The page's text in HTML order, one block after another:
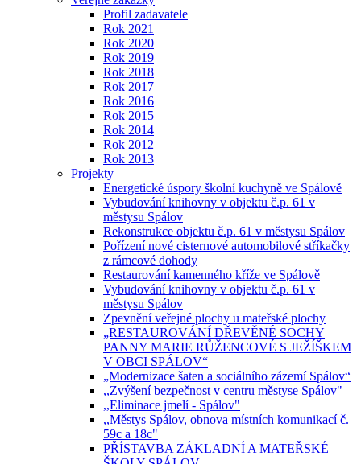
Profil zadavatele
Rok 2021
Rok 2020
Rok 2019
Rok 2018
Rok 2017
Rok 2016
Rok 2015
Rok 2014
Rok 2012
Rok 2013
Projekty
Energetické úspory školní kuchyně ve Spálově
Vybudování knihovny v objektu č.p. 61 v
městysu Spálov
Rekonstrukce objektu č.p. 61 v městysu Spálov
Pořízení nové cisternové automobilové stříkačky
z rámcové dohody
Restaurování kamenného kříže ve Spálově
Vybudování knihovny v objektu č.p. 61 v
městysu Spálov
Zpevnění veřejné plochy u mateřské plochy
„RESTAUROVÁNÍ DŘEVĚNÉ SOCHY
PANNY MARIE RŮŽENCOVÉ S JEŽÍŠKEM
V OBCI SPÁLOV“
„Modernizace šaten a sociálního zázemí Spálov“
,,Zvýšení bezpečnost v centru městyse Spálov"
,,Eliminace jmelí - Spálov"
,,Městys Spálov, obnova místních komunikací č.
59c a 18c"
PŘÍSTAVBA ZÁKLADNÍ A MATEŘSKÉ